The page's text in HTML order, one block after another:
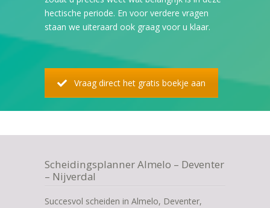
hectische periode. En voor verdere vragen
staan we uiteraard ook graag voor u klaar.
Vraag direct het gratis boekje aan
Scheidingsplanner Almelo – Deventer
– Nijverdal
Succesvol scheiden in Almelo, Deventer,